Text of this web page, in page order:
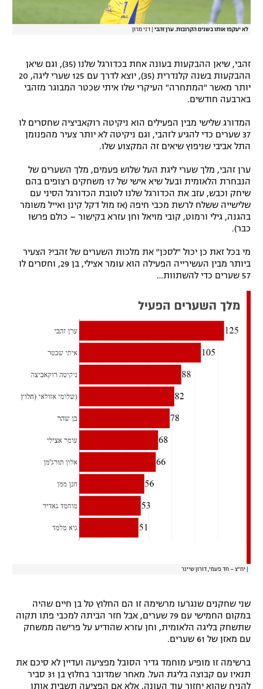
המגזין
לא יעקפו אותו בשנים הקרובות. ערן זהבי דני מרון
זהבי, שיאן ההבקעות בעונה אחת בכדורגל שלנו (35), וגם שיאן
ההבקעות בשנה קלנדרית (35), יוצא לדרך עם 125 שערי ליגה, 20
יותר מאשר "המתחרה" העיקרי שלו איתי שכטר המבוגר מזהבי
בארבעה חודשים.
המדורג שלישי מבין הפעילים הוא ניקיטה רוקאביציה שחסרים לו
37 שערים כדי להגיע לזהבי, וגם ניקיטה לא יותר צעיר מהפנומן
התל אביבי שניפוץ שיאים זה המקצוע שלו.
ערן זהבי, מלך שערי ליגת העל שלוש פעמים, מלך השערים של
הנבחרת הלאומית ובעל שיא אישי של 17 משחקים רצופים בהם
שיחק וכבש, עזב את הכדורגל שלנו לטובת הכדורגל הסיני עם
שלישייה ששלח לרשת מכבי חיפה (אז מול דקל קינן ואייל משומר
בהגנה, גילי ורמוט, קובי מויאל וחן עזרא בקישור – כולם פרשו
כבר).
מי בכל זאת כן יכול "לסכן" את מלכות השערים של זהבי? הצעיר
ביותר מבין העשירייה הפעילה הוא עומר אצילי, בן 29, וחסרים לו
57 שערים כדי להשתוות…
יח"צ – חד פעמי, דורון שיינר
שני שחקנים שנגרעו מרשימה זו הם החלוץ טל בן חיים שהיה
במקום החמישי עם 79 שערים, אבל חזר הביתה למכבי פתו תקוה
שתשחק בליגה הלאומית, וחן עזרא שהודיע על פרישה ממשחק
עם מאזן של 61 שערים.
ברשימה זו מופיע מוחמד גדיר הסובל מפציעה ועדיין לא סיכם את
תנאיו עם קבוצה בליגת העל. מאחר שמדובר בחלוץ בן 31 סביר
להניח שהוא יחזור עוד העונה, אלא אם הפציעה תשבית אותו